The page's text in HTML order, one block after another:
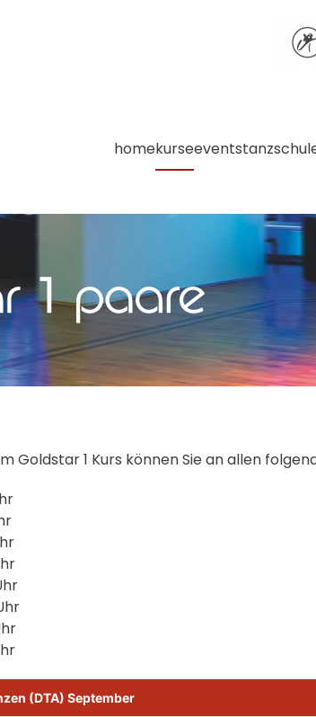
homekurseevents
Goldstar 1 Kurs können Sie an allen